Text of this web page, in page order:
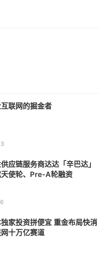
联网的掘金者
应链服务商达达「辛巴达」
使轮、Pre-A轮融资
家投资拼便宜 重金布局快消
十万亿赛道